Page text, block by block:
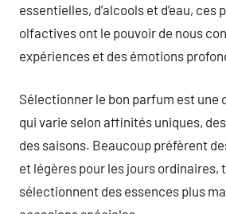
essentielles, d’alcools et d’eau, ces
olfactives ont le pouvoir de nous
expériences et des émotions
Sélectionner le bon parfum est une
qui varie selon affinités uniques,
des saisons. Beaucoup préfèrent
et légères pour les jours ordinaires,
sélectionnent des essences plus